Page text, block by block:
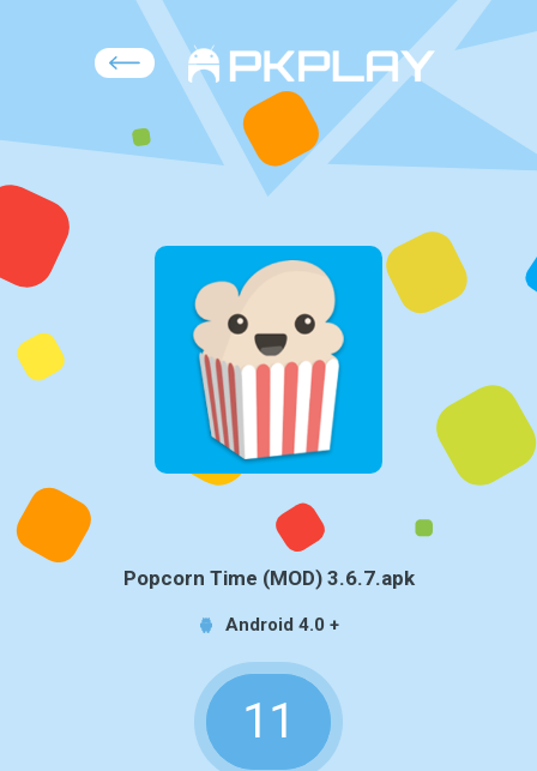
Popcorn Time (MOD) 3.6.7.apk
Android 4.0 +
11